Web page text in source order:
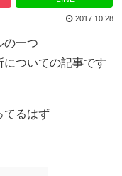
2017.10.28
の一つ
についての記事です
てるはず